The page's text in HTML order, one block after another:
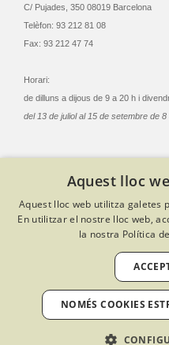
C/ Pujades, 350 08019 Barcelona
Telèfon: 93 212 81 08
Fax: 93 212 47 74
Horari:
de dilluns a dijous de 9 a 20 h i
del 13 de juliol al 15 de setembre de 8
Criteris de privacitat
Política de
Aquest lloc
Aquest lloc web utilitza galetes
En utilitzar el nostre lloc web,
la nostra Política
NOMÉS COOKIES